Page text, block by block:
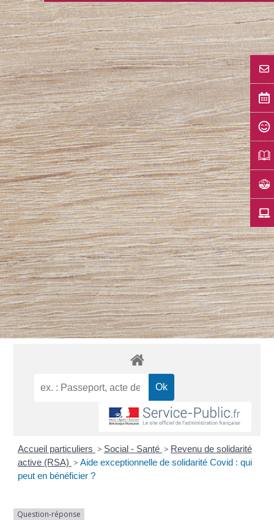
Accueil particuliers > Social - Santé > Revenu de solidarité
active (RSA) > Aide exceptionnelle de solidarité Covid : qui
peut en bénéficier ?
Question-réponse